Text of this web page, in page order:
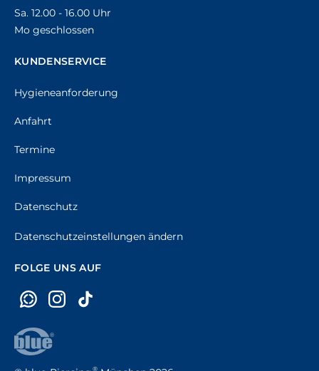
Sa. 12.00 - 16.00 Uhr
Mo geschlossen
KUNDENSERVICE
Hygieneanforderung
Anfahrt
Termine
Impressum
Datenschutz
Datenschutzeinstellungen ändern
FOLGE UNS AUF